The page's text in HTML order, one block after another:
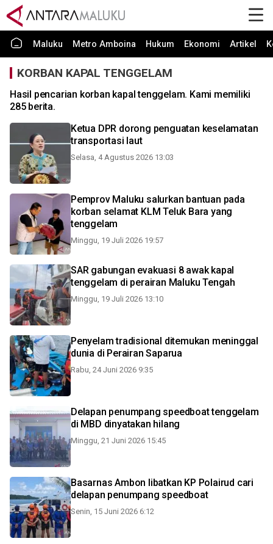
Maluku Metro Amboina Hukum Ekonomi Artikel
KORBAN KAPAL TENGGELAM
Hasil pencarian korban kapal tenggelam. Kami memiliki
285 berita.
Ketua DPR dorong penguatan keselamatan
transportasi laut
Selasa, 4 Agustus 2026 13:03
Pemprov Maluku salurkan bantuan pada
korban selamat KLM Teluk Bara yang
tenggelam
Minggu, 19 Juli 2026 19:57
SAR gabungan evakuasi 8 awak kapal
tenggelam di perairan Maluku Tengah
Minggu, 19 Juli 2026 13:10
Penyelam tradisional ditemukan meninggal
dunia di Perairan Saparua
Rabu, 24 Juni 2026 9:35
Delapan penumpang speedboat tenggelam
di MBD dinyatakan hilang
Minggu, 21 Juni 2026 15:45
Basarnas Ambon libatkan KP Polairud cari
delapan penumpang speedboat
Senin, 15 Juni 2026 6:12